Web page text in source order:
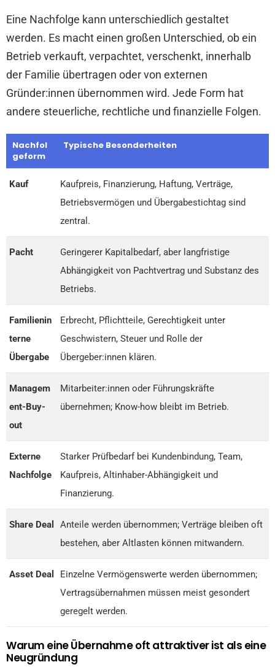
Eine Nachfolge kann unterschiedlich gestaltet
werden. Es macht einen großen Unterschied, ob ein
Betrieb verkauft, verpachtet, verschenkt, innerhalb
der Familie übertragen oder von externen
Gründer:innen übernommen wird. Jede Form hat
andere steuerliche, rechtliche und finanzielle Folgen.
Nachfol
geform
Typische Besonderheiten
Kauf
Kaufpreis, Finanzierung, Haftung, Verträge,
Betriebsvermögen und Übergabestichtag sind
zentral.
Pacht
Geringerer Kapitalbedarf, aber langfristige
Abhängigkeit von Pachtvertrag und Substanz des
Betriebs.
Familienin
terne
Übergabe
Erbrecht, Pflichtteile, Gerechtigkeit unter
Geschwistern, Steuer und Rolle der
Übergeber:innen klären.
Managem
ent-Buy-
out
Mitarbeiter:innen oder Führungskräfte
übernehmen; Know-how bleibt im Betrieb.
Externe
Nachfolge
Starker Prüfbedarf bei Kundenbindung, Team,
Kaufpreis, Altinhaber-Abhängigkeit und
Finanzierung.
Share Deal
Anteile werden übernommen; Verträge bleiben oft
bestehen, aber Altlasten können mitwandern.
Asset Deal
Einzelne Vermögenswerte werden übernommen;
Vertragsübernahmen müssen meist gesondert
geregelt werden.
Warum eine Übernahme oft attraktiver ist als eine
Neugründung